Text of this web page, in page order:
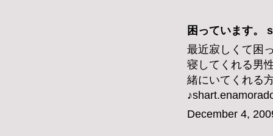
困っています。
最近寂しくて困
寝してくれる男
緒にいてくれる
December 4,